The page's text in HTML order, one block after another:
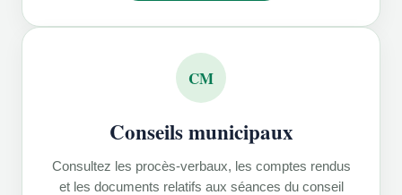
CM
Conseils municipaux
Consultez les procès-verbaux, les comptes rendus
et les documents relatifs aux séances du conseil